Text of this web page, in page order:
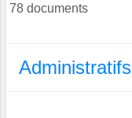
78 documents
Administratifs